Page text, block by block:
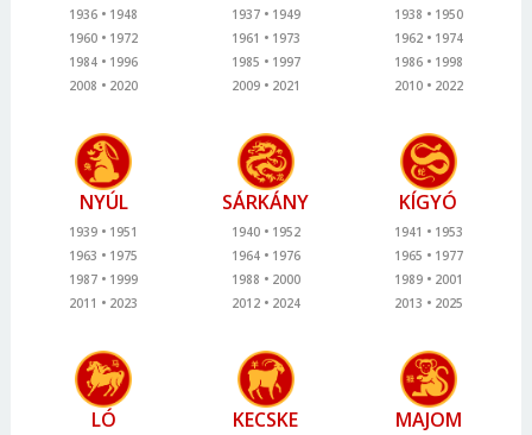
1936
1948
1960
1972
1984
1996
2008
2020
1937
1949
1961
1973
1985
1997
2009
2021
1938
1950
1962
1974
1986
1998
2010
2022
NYÚL
1939
1951
1963
1975
1987
1999
2011
2023
SÁRKÁNY
1940
1952
1964
1976
1988
2000
2012
2024
KÍGYÓ
1941
1953
1965
1977
1989
2001
2013
2025
LÓ KECSKE MAJOM